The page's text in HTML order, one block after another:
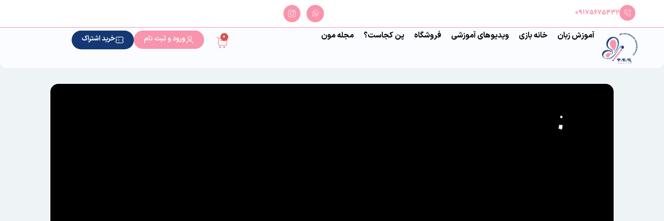
09175675432
آموزش زبان خانه بازی ویدیوهای آموزشی فروشگاه پن کجاست؟ مجله مون 0 ورود و ثبت نام خرید اشتراک